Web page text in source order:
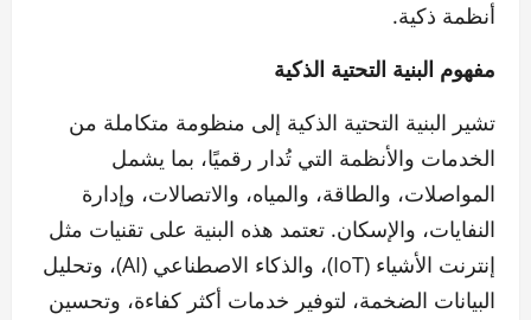
أنظمة ذكية.
مفهوم البنية التحتية الذكية
تشير البنية التحتية الذكية إلى منظومة متكاملة من
الخدمات والأنظمة التي تُدار رقميًا، بما يشمل
المواصلات، والطاقة، والمياه، والاتصالات، وإدارة
النفايات، والإسكان. تعتمد هذه البنية على تقنيات مثل
إنترنت الأشياء (IoT)، والذكاء الاصطناعي (AI)، وتحليل
البيانات الضخمة، لتوفير خدمات أكثر كفاءة، وتحسين